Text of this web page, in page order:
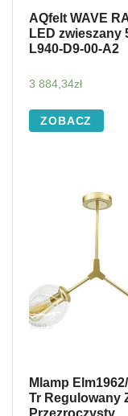
AQfelt WAVE
LED zwieszany
L940-D9-00-A2
3 884,34zł
ZOBACZ
Mlamp
Tr Regulowany